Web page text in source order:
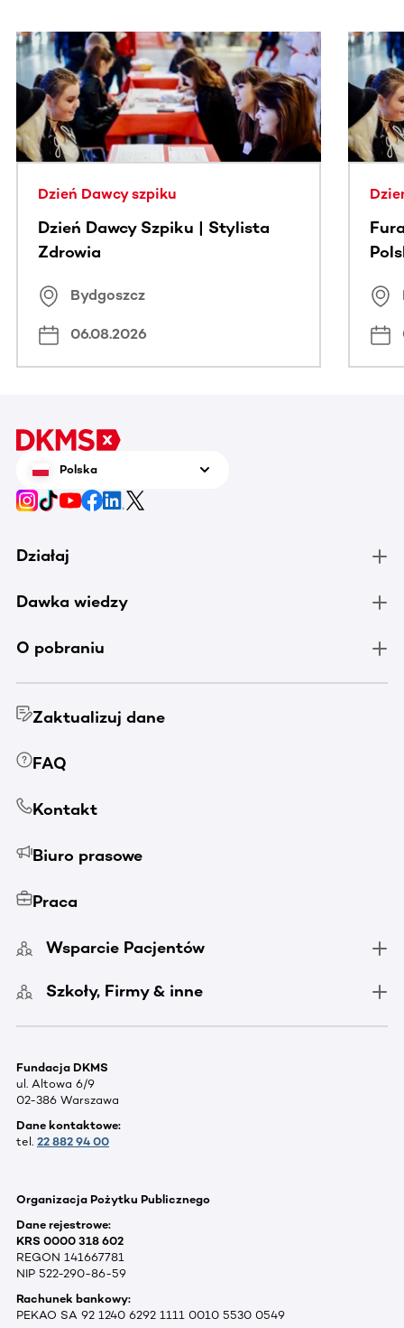
Ta sekcja zawiera treści przewijane w poziomie. Użyj
Dzień Dawcy szpiku
Dzień Dawcy Szpiku | Stylista
Zdrowia
Bydgoszcz
06.08.2026
Polska
Działaj
Dawka wiedzy
O pobraniu
Zaktualizuj dane
FAQ
Kontakt
Biuro prasowe
Praca
Wsparcie Pacjentów
Szkoły, Firmy & inne
Fundacja DKMS
ul. Altowa 6/9
02-386 Warszawa
Dane kontaktowe:
tel. 22 882 94 00
Organizacja Pożytku Publicznego
Dane rejestrowe:
KRS 0000 318 602
REGON 141667781
NIP 522-290-86-59
Rachunek bankowy:
PEKAO SA 92 1240 6292 1111 0010 5530 0549